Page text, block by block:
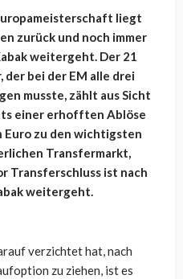
liegt
zurück und noch immer
weitergeht. Der 21
bei der EM alle drei
musste, zählt aus Sicht
einer erhofften Ablöse
Euro zu den wichtigsten
Transfermarkt,
Transferschluss ist nach
weitergeht.
verzichtet hat, nach
zu ziehen, ist es